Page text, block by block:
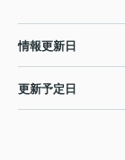
情報更新日
更新予定日